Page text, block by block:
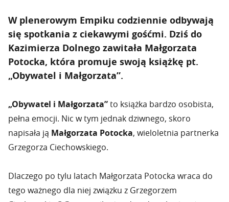
W plenerowym Empiku codziennie odbywają
się spotkania z ciekawymi gośćmi. Dziś do
Kazimierza Dolnego zawitała Małgorzata
Potocka, która promuje swoją książkę pt.
„Obywatel i Małgorzata”.
„Obywatel i Małgorzata”to książka bardzo osobista,
pełna emocji. Nic w tym jednak dziwnego, skoro
napisała ją Małgorzata Potocka, wieloletnia partnerka
Grzegorza Ciechowskiego.
Dlaczego po tylu latach Małgorzata Potocka wraca do
tego ważnego dla niej związku z Grzegorzem